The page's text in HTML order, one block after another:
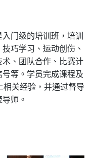
门级的培训班，培训
巧学习、运动创伤、
、团队合作、比赛计
等。学员完成课程及
关经验，并通过督导
师。